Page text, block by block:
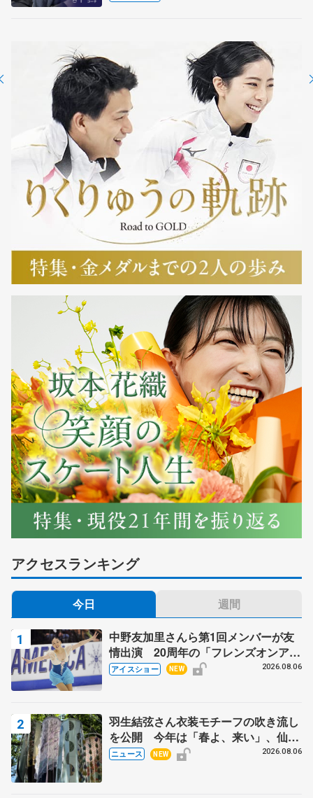
アクセスランキング
今日 週間
中野友加里さんら第1回メンバーが友
情出演 20周年の「フレンズオンアイ
ス」 宮本賢二さん、有川梨絵さん、
アイスショー NEW 2026.08.06
羽生結弦さん衣装モチーフの吹き流し
を公開 今年は「春よ、来い」、仙台
の瑞鳳殿
ニュース NEW 2026.08.06